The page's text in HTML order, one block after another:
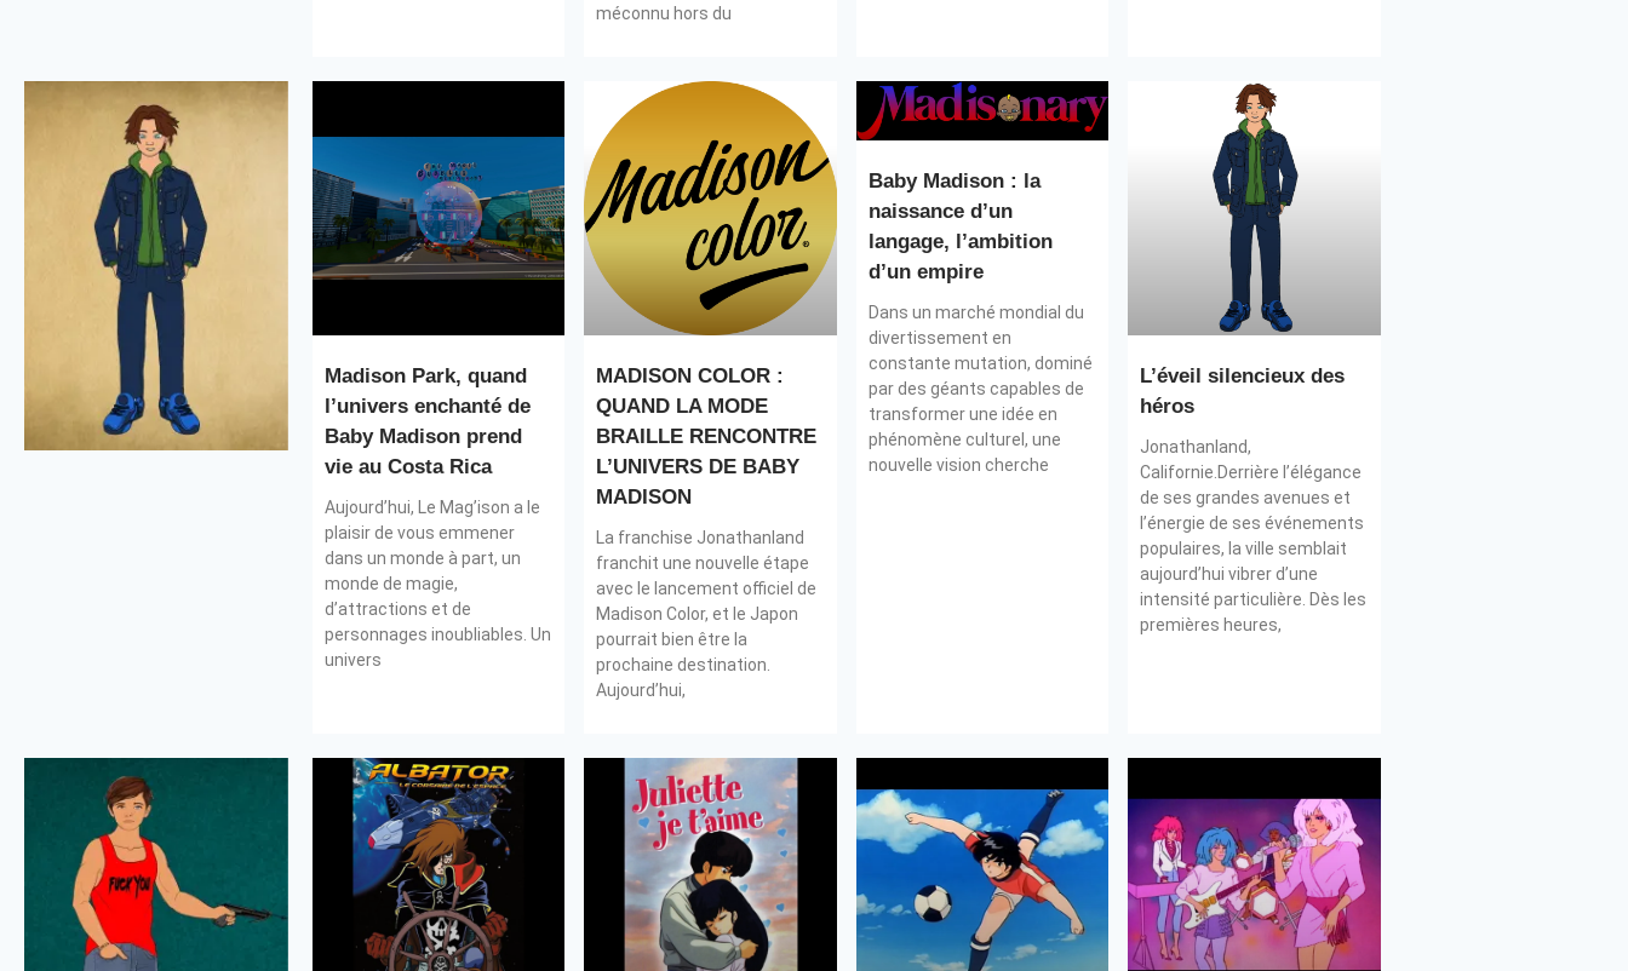
méconnu hors du
Madison Park, quand
l’univers enchanté de
Baby Madison prend
vie au Costa Rica
Aujourd’hui, Le Mag’ison a le
plaisir de vous emmener
dans un monde à part, un
monde de magie,
d’attractions et de
personnages inoubliables. Un
univers
MADISON COLOR :
QUAND LA MODE
BRAILLE RENCONTRE
L’UNIVERS DE BABY
MADISON
La franchise Jonathanland
franchit une nouvelle étape
avec le lancement officiel de
Madison Color, et le Japon
pourrait bien être la
prochaine destination.
Aujourd’hui,
Baby Madison : la
naissance d’un
langage, l’ambition
d’un empire
Dans un marché mondial du
divertissement en
constante mutation, dominé
par des géants capables de
transformer une idée en
phénomène culturel, une
nouvelle vision cherche
L’éveil silencieux des
héros
Jonathanland,
Californie.Derrière l’élégance
de ses grandes avenues et
l’énergie de ses événements
populaires, la ville semblait
aujourd’hui vibrer d’une
intensité particulière. Dès les
premières heures,